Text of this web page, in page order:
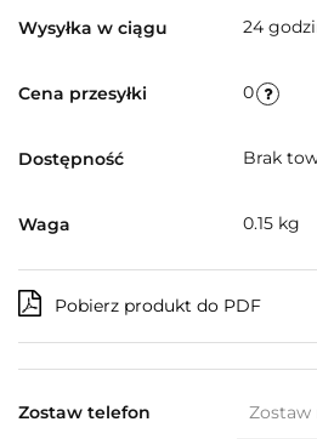
Wysyłka w ciągu 24
Cena przesyłki 0
Dostępność Brak
Waga 0.15 kg
Pobierz produkt do PDF
Zostaw telefon